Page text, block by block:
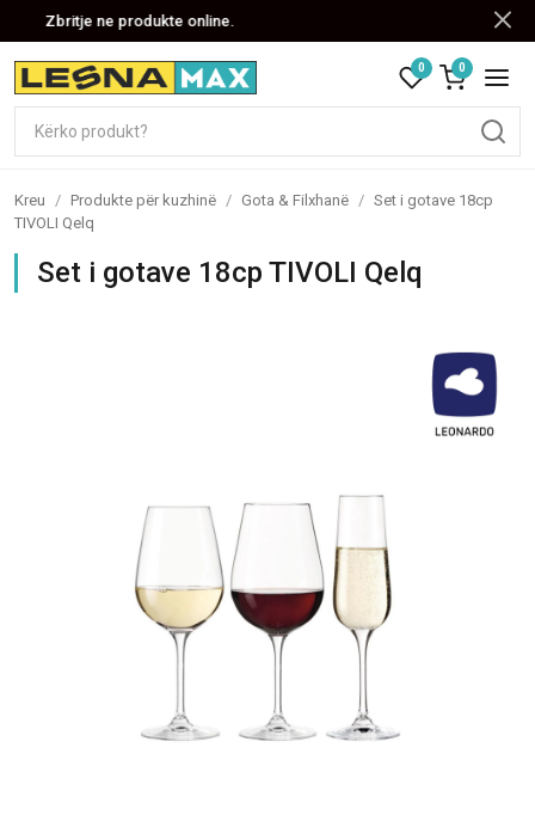
Zbritje ne produkte online.
0 0
Kreu / Produkte për kuzhinë / Gota & Filxhanë / Set i gotave 18cp
TIVOLI Qelq
Set i gotave 18cp TIVOLI Qelq